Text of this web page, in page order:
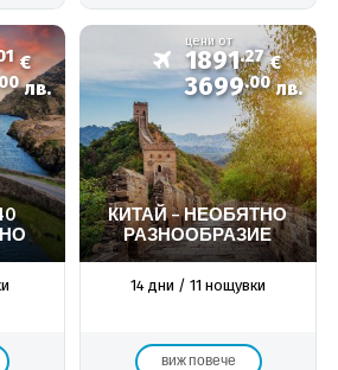
€
лв.
цени от
1891.27 €
3699.00 лв.
КИТАЙ – НЕОБЯТНО
РАЗНООБРАЗИЕ
14 дни / 11 нощувки
виж повече